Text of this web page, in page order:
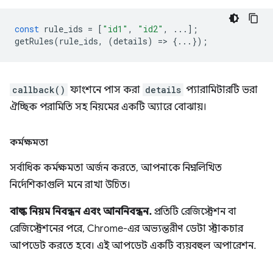
const rule_ids = [ "id1" , "id2" ,
...];
getRules(rule_ids, (details) => {...});
callback() ফাংশনে পাস করা details প্যারামিটারটি ভরা
ঐচ্ছিক পরামিতি সহ নিয়মের একটি অ্যারে বোঝায়।
কর্মক্ষমতা
সর্বাধিক কর্মক্ষমতা অর্জন করতে, আপনাকে নিম্নলিখিত
নির্দেশিকাগুলি মনে রাখা উচিত।
বাল্ক নিয়ম নিবন্ধন এবং আননিবন্ধন. প্রতিটি রেজিস্ট্রেশন বা
রেজিস্ট্রেশনের পরে, Chrome-এর অভ্যন্তরীণ ডেটা স্ট্রাকচার
আপডেট করতে হবে। এই আপডেট একটি ব্যয়বহুল অপারেশন.